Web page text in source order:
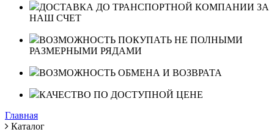
ДОСТАВКА ДО ТРАНСПОРТНОЙ КОМПАНИИ ЗА
НАШ СЧЕТ
ВОЗМОЖНОСТЬ ПОКУПАТЬ НЕ ПОЛНЫМИ
РАЗМЕРНЫМИ РЯДАМИ
ВОЗМОЖНОСТЬ ОБМЕНА И ВОЗВРАТА
КАЧЕСТВО ПО ДОСТУПНОЙ ЦЕНЕ
Главная
Каталог